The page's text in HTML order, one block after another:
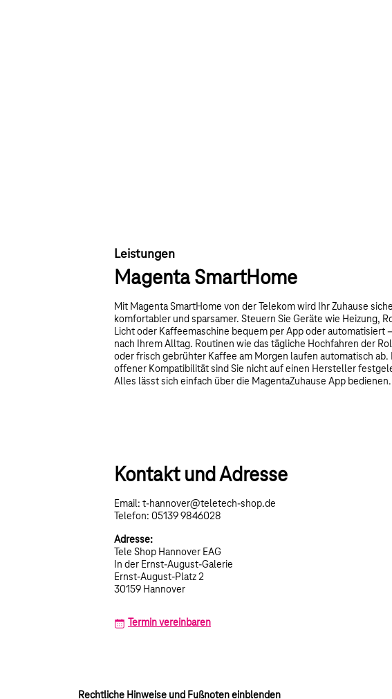
Leistungen
Magenta SmartHome
Mit Magenta SmartHome von der Telekom wird Ihr Zuhause
komfortabler und sparsamer. Steuern Sie Geräte wie Heizung,
Licht oder Kaffeemaschine bequem per App oder automatisiert
nach Ihrem Alltag. Routinen wie das tägliche Hochfahren der
oder frisch gebrühter Kaffee am Morgen laufen automatisch ab.
offener Kompatibilität sind Sie nicht auf einen Hersteller
Alles lässt sich einfach über die MagentaZuhause App bedienen.
Kontakt und Adresse
Email: t-hannover@teletech-shop.de
Telefon: 05139 9846028
Adresse:
Tele Shop Hannover EAG
In der Ernst-August-Galerie
Ernst-August-Platz 2
30159 Hannover
Termin vereinbaren
Rechtliche Hinweise und Fußnoten einblenden